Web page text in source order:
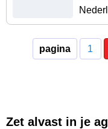
pagina 1
Zet alvast in je